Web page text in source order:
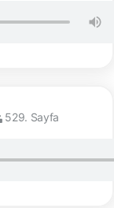
529. Sayfa